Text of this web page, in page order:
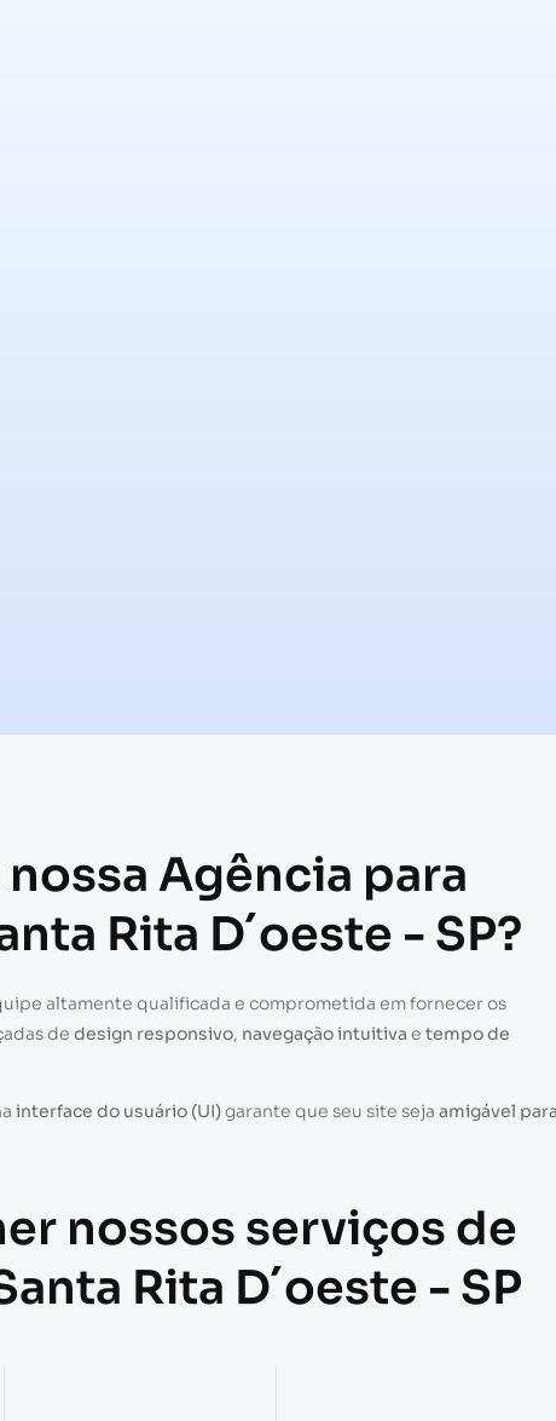
Agência para
Rita D´oeste - SP?
altamente qualificada e comprometida em fornecer os
de design responsivo, navegação intuitiva e tempo de
interface do usuário (UI)garante que seu site seja amigável
nossos serviços de
Rita D´oeste - SP